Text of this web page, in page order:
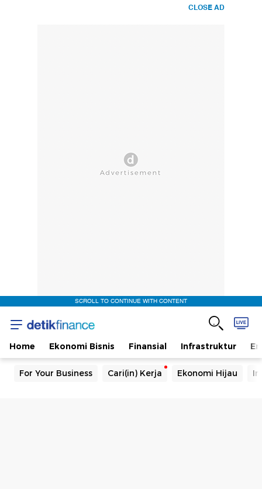
CLOSE AD
SCROLL TO CONTINUE WITH CONTENT
Home Ekonomi Bisnis Finansial Infrastruktur
For Your Business Cari(in) Kerja Ekonomi Hijau